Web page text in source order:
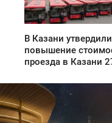
2 054
В Казани утвердили
повышение
проезда в Казани